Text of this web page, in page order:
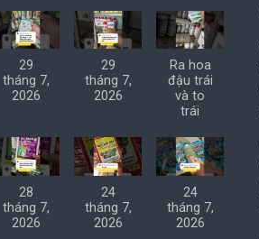
29
tháng 7,
2026
29
tháng 7,
2026
Ra hoa
đậu trái
và to
trái
28
tháng 7,
2026
24
tháng 7,
2026
24
tháng 7,
2026